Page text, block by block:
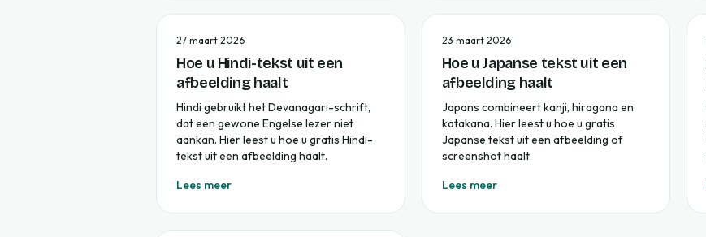
27 maart 2026
Hoe u Hindi-tekst uit een
afbeelding haalt
Hindi gebruikt het Devanagari-schrift,
dat een gewone Engelse lezer niet
aankan. Hier leest u hoe u gratis Hindi-
tekst uit een afbeelding haalt.
Lees meer
23 maart 2026
Hoe u Japanse tekst uit een
afbeelding haalt
Japans combineert kanji, hiragana en
katakana. Hier leest u hoe u gratis
Japanse tekst uit een afbeelding of
screenshot haalt.
Lees meer